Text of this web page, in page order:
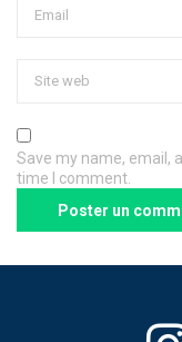
Save my name, email,
time I comment.